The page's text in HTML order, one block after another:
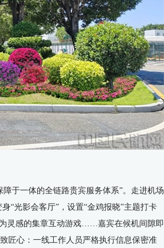
于一体的全链路贵宾服务体系”。 走进机场
“光影会客厅”，设置“金鸡报晓”主题打卡
灵感的集章互动游戏……嘉宾在候机间隙即
匠心： 一线工作人员严格执行信息保密准